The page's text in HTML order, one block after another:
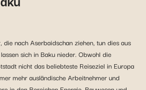
die nach Aserbaidschan ziehen, tun dies aus
sich in Baku nieder. Obwohl die
nicht das beliebteste Reiseziel in Europa
mehr ausländische Arbeitnehmer und